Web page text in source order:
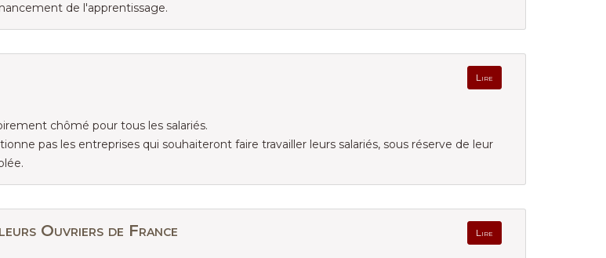
de l'apprentissage.
Lire
chômé pour tous les salariés.
pas les entreprises qui souhaiteront faire travailler leurs salariés, sous réserve de leur
Ouvriers de France Lire